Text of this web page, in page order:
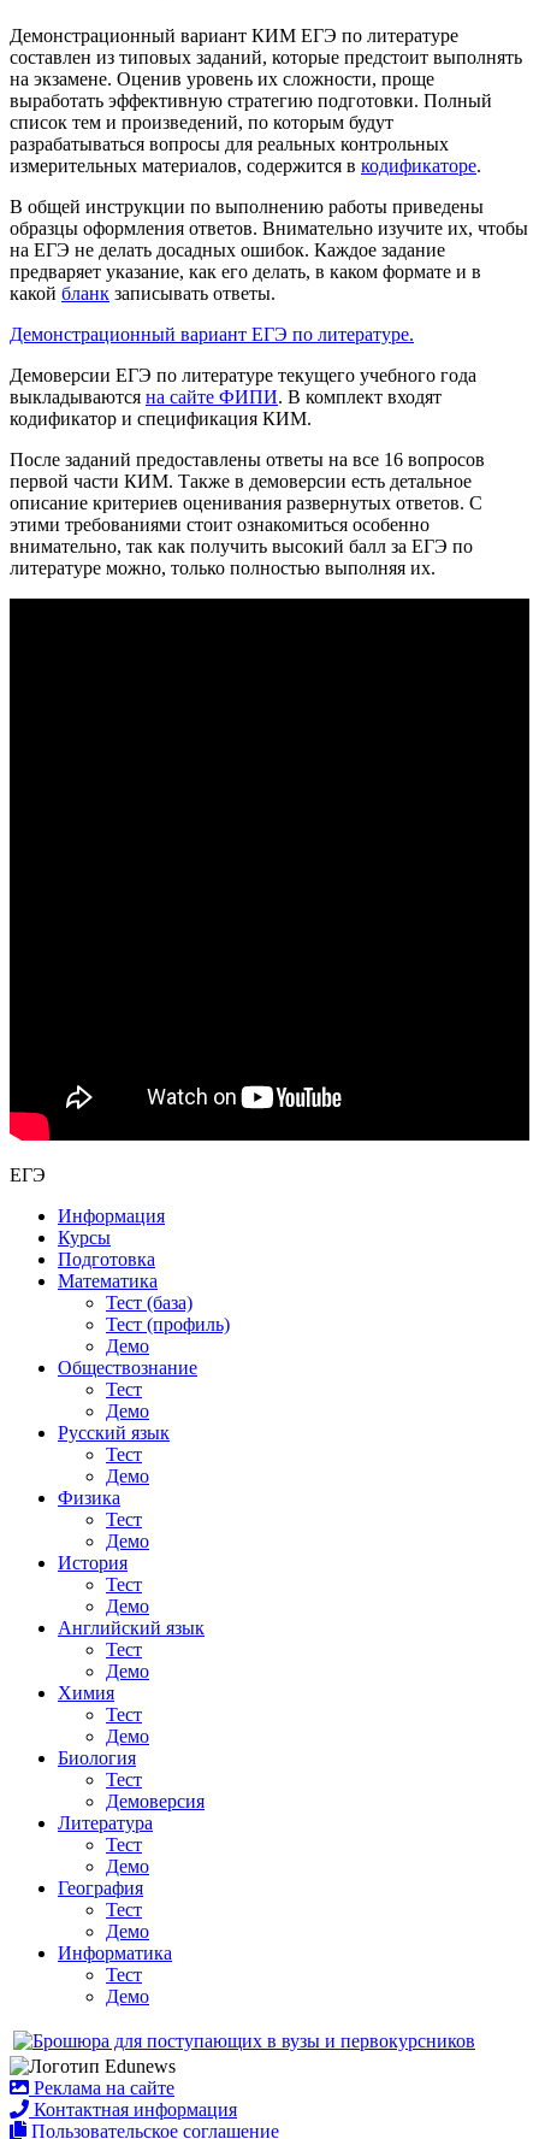
Демонстрационный вариант КИМ ЕГЭ по литературе
составлен из типовых заданий, которые предстоит выполнять
на экзамене. Оценив уровень их сложности, проще
выработать эффективную стратегию подготовки. Полный
список тем и произведений, по которым будут
разрабатываться вопросы для реальных контрольных
измерительных материалов, содержится в кодификаторе.
В общей инструкции по выполнению работы приведены
образцы оформления ответов. Внимательно изучите их, чтобы
на ЕГЭ не делать досадных ошибок. Каждое задание
предваряет указание, как его делать, в каком формате и в
какой бланк записывать ответы.
Демонстрационный вариант ЕГЭ по литературе.
Демоверсии ЕГЭ по литературе текущего учебного года
выкладываются на сайте ФИПИ. В комплект входят
кодификатор и спецификация КИМ.
После заданий предоставлены ответы на все 16 вопросов
первой части КИМ. Также в демоверсии есть детальное
описание критериев оценивания развернутых ответов. С
этими требованиями стоит ознакомиться особенно
внимательно, так как получить высокий балл за ЕГЭ по
литературе можно, только полностью выполняя их.
ЕГЭ
Информация
Курсы
Подготовка
Математика
Тест (база)
Тест (профиль)
Демо
Обществознание
Тест
Демо
Русский язык
Тест
Демо
Физика
Тест
Демо
История
Тест
Демо
Английский язык
Тест
Демо
Химия
Тест
Демо
Биология
Тест
Демоверсия
Литература
Тест
Демо
География
Тест
Демо
Информатика
Тест
Демо
Реклама на сайте
Контактная информация
Пользовательское соглашение